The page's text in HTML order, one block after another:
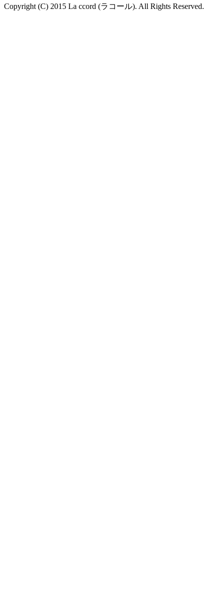
Copyright (C) 2015 La ccord (ラコール). All Rights Reserved.